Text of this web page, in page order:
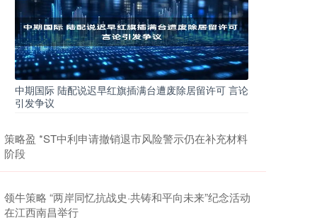
中期国际 陆配说迟早红旗插满台遭废除居留许可 言论
引发争议
策略盈 *ST中利申请撤销退市风险警示仍在补充材料
阶段
领牛策略 “两岸同忆抗战史·共铸和平向未来”纪念活动
在江西南昌举行